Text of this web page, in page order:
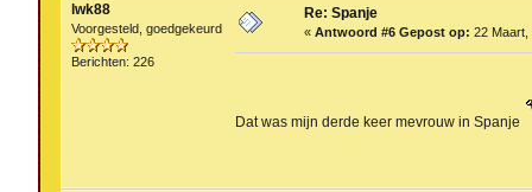
lwk88
Voorgesteld, goedgekeurd
Berichten: 226
Re: Spanje
« Antwoord #6 Gepost op: 22 Maart,
Dat was mijn derde keer mevrouw in Spanje